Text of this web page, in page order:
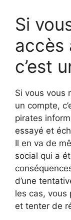
Si
accès
c’est
Si vous vous
un compte,
pirates
essayé et
Il en va de
social qui a
d’une
les cas, vous
et tenter de